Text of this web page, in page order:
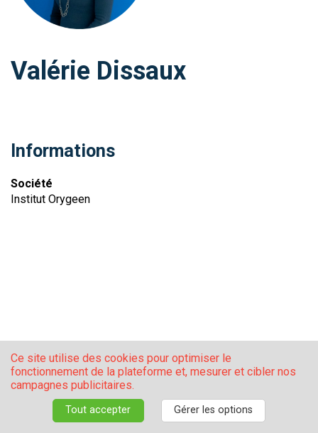
Valérie Dissaux
Informations
Société
Institut Orygeen
Manage your GDPR options
Ce site utilise des cookies pour optimiser le
fonctionnement de la plateforme et, mesurer et cibler nos
campagnes publicitaires.
Tout accepter Gérer les options